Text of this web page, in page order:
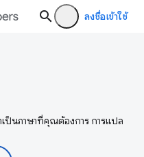
ลงชื่อเข้าใช้
เป็นภาษาที่คุณต้องการ การแปล